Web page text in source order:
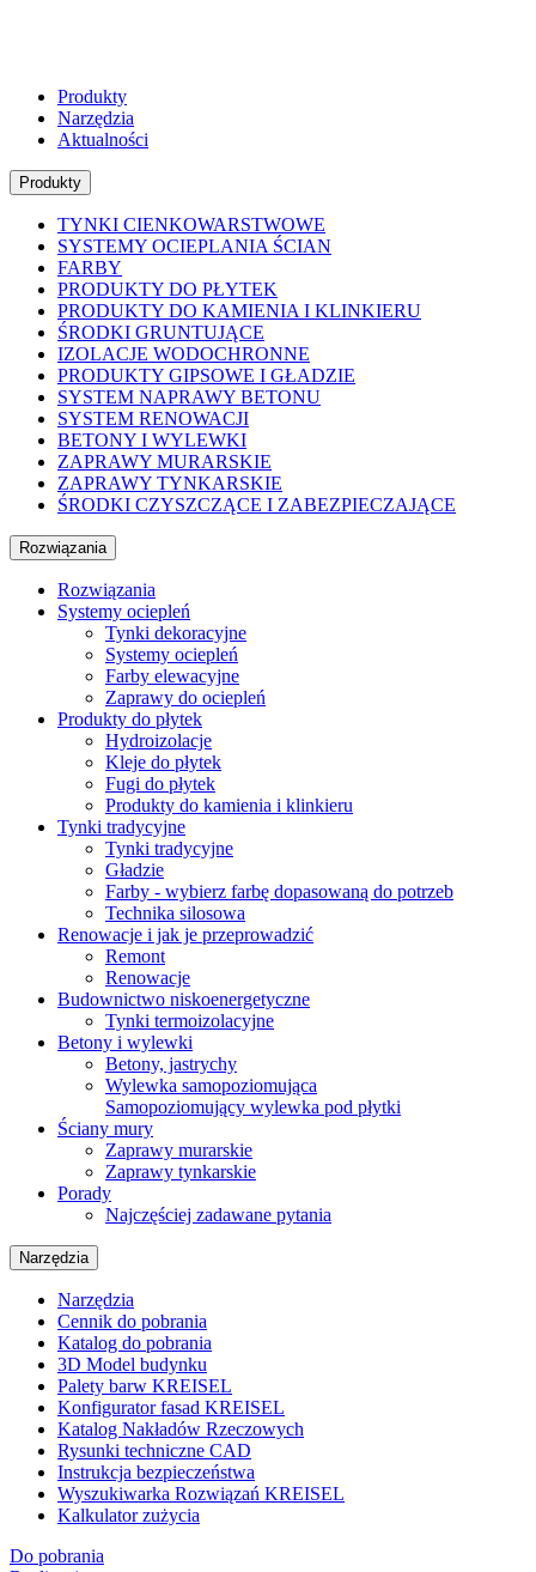
Produkty
Narzędzia
Aktualności
Produkty
TYNKI CIENKOWARSTWOWE
SYSTEMY OCIEPLANIA ŚCIAN
FARBY
PRODUKTY DO PŁYTEK
PRODUKTY DO KAMIENIA I KLINKIERU
ŚRODKI GRUNTUJĄCE
IZOLACJE WODOCHRONNE
PRODUKTY GIPSOWE I GŁADZIE
SYSTEM NAPRAWY BETONU
SYSTEM RENOWACJI
BETONY I WYLEWKI
ZAPRAWY MURARSKIE
ZAPRAWY TYNKARSKIE
ŚRODKI CZYSZCZĄCE I ZABEZPIECZAJĄCE
Rozwiązania
Rozwiązania
Systemy ociepleń
Tynki dekoracyjne
Systemy ociepleń
Farby elewacyjne
Zaprawy do ociepleń
Produkty do płytek
Hydroizolacje
Kleje do płytek
Fugi do płytek
Produkty do kamienia i klinkieru
Tynki tradycyjne
Tynki tradycyjne
Gładzie
Farby - wybierz farbę dopasowaną do potrzeb
Technika silosowa
Renowacje i jak je przeprowadzić
Remont
Renowacje
Budownictwo niskoenergetyczne
Tynki termoizolacyjne
Betony i wylewki
Betony, jastrychy
Wylewka samopoziomująca
Samopoziomujący wylewka pod płytki
Ściany mury
Zaprawy murarskie
Zaprawy tynkarskie
Porady
Najczęściej zadawane pytania
Narzędzia
Narzędzia
Cennik do pobrania
Katalog do pobrania
3D Model budynku
Palety barw KREISEL
Konfigurator fasad KREISEL
Katalog Nakładów Rzeczowych
Rysunki techniczne CAD
Instrukcja bezpieczeństwa
Wyszukiwarka Rozwiązań KREISEL
Kalkulator zużycia
Do pobrania